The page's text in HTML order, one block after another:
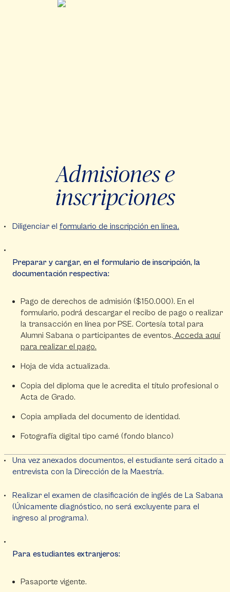
Admisiones e
inscripciones
Diligenciar el formulario de inscripción en línea.
Preparar y cargar, en el formulario de inscripción, la
documentación respectiva:
Pago de derechos de admisión ($150.000). En el
formulario, podrá descargar el recibo de pago o realizar
la transacción en línea por PSE. Cortesía total para
Alumni Sabana o participantes de eventos. Acceda aquí
para realizar el pago.
Hoja de vida actualizada.
Copia del diploma que le acredita el título profesional o
Acta de Grado.
Copia ampliada del documento de identidad.
Fotografía digital tipo carné (fondo blanco)
Una vez anexados documentos, el estudiante será citado a
entrevista con la Dirección de la Maestría.
Realizar el examen de clasificación de inglés de La Sabana
(Únicamente diagnóstico, no será excluyente para el
ingreso al programa).
Para estudiantes extranjeros:
Pasaporte vigente.